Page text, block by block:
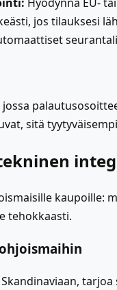
jos tilauksesi
sitä
tehokkaasti.